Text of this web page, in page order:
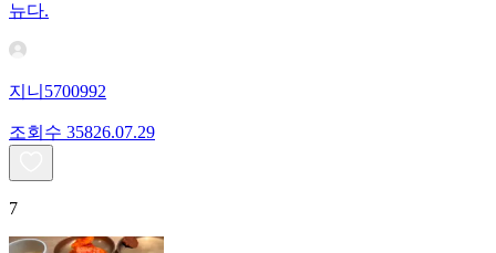
뉴다.
지니5700992
조회수 35826.07.29
7